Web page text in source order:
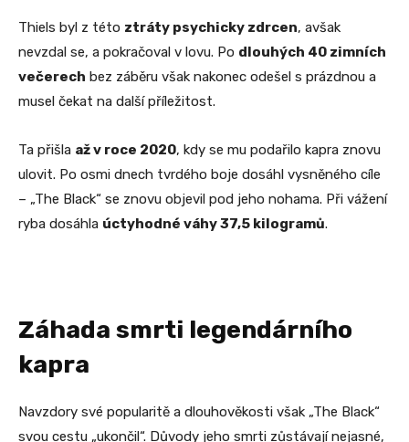
Thiels byl z této ztráty psychicky zdrcen, avšak
nevzdal se, a pokračoval v lovu. Po dlouhých 40 zimních
večerech bez záběru však nakonec odešel s prázdnou a
musel čekat na další příležitost.
Ta přišla až v roce 2020, kdy se mu podařilo kapra znovu
ulovit. Po osmi dnech tvrdého boje dosáhl vysněného cíle
– „The Black“ se znovu objevil pod jeho nohama. Při vážení
ryba dosáhla úctyhodné váhy 37,5 kilogramů.
Záhada smrti legendárního
kapra
Navzdory své popularitě a dlouhověkosti však „The Black“
svou cestu „ukončil“. Důvody jeho smrti zůstávají nejasné,